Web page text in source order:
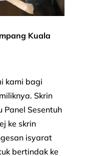
Kuala
kami bagi
Skrin
Sesentuh
ke skrin
isyarat
bertindak ke